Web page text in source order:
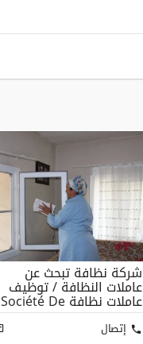
شركة نظافة تبحث عن
عاملات النظافة / توظيف
عاملات نظافة Société De
Nettoyage Cher...
إتصال